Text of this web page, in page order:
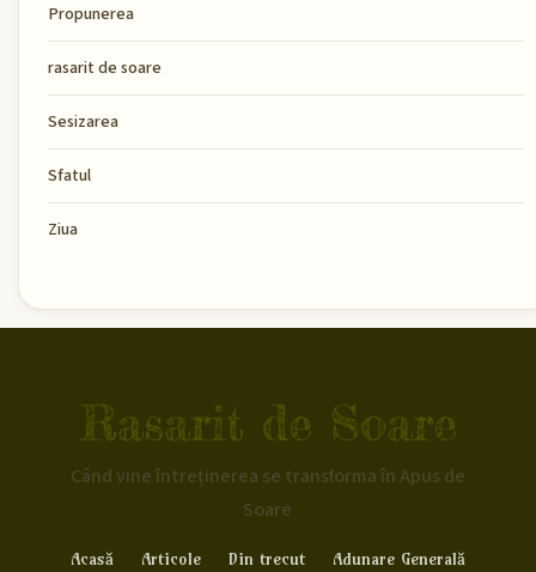
Propunerea
rasarit de soare
Sesizarea
Sfatul
Ziua
Rasarit de Soare
Când vine întreținerea se transforma în Apus de
Soare
Acasă Articole Din trecut
Adunare Generală